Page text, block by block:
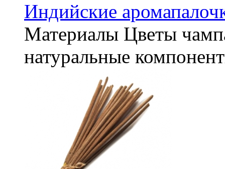
Индийские
Материалы Цветы
натуральные